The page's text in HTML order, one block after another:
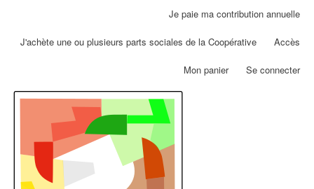
Aller
contenu
Je paie ma contribution annuelle
J'achète une ou plusieurs parts sociales de la Coopérative Accès
Mon panier Se connecter